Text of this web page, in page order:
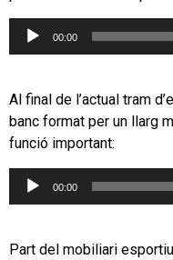
Reproductor
00:00
Al final de l’actual tram
banc format per un llarg
funció important:
Reproductor
00:00
Part del mobiliari